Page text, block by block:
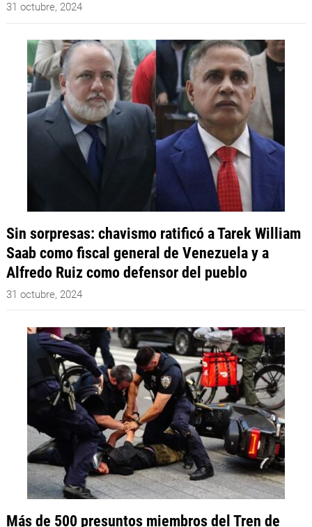
31 octubre, 2024
Sin sorpresas: chavismo ratificó a Tarek William
Saab como fiscal general de Venezuela y a
Alfredo Ruiz como defensor del pueblo
31 octubre, 2024
Más de 500 presuntos miembros del Tren de